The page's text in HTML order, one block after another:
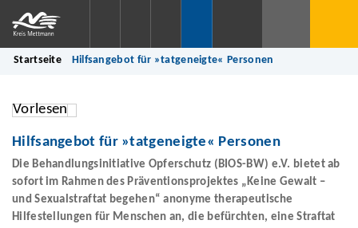
Startseite Hilfsangebot für »tatgeneigte« Personen
Vorlesen
Hilfsangebot für »tatgeneigte« Personen
Die Behandlungsinitiative Opferschutz (BIOS-BW) e.V. bietet ab
sofort im Rahmen des Präventionsprojektes „Keine Gewalt –
und Sexualstraftat begehen“ anonyme therapeutische
Hilfestellungen für Menschen an, die befürchten, eine Straftat